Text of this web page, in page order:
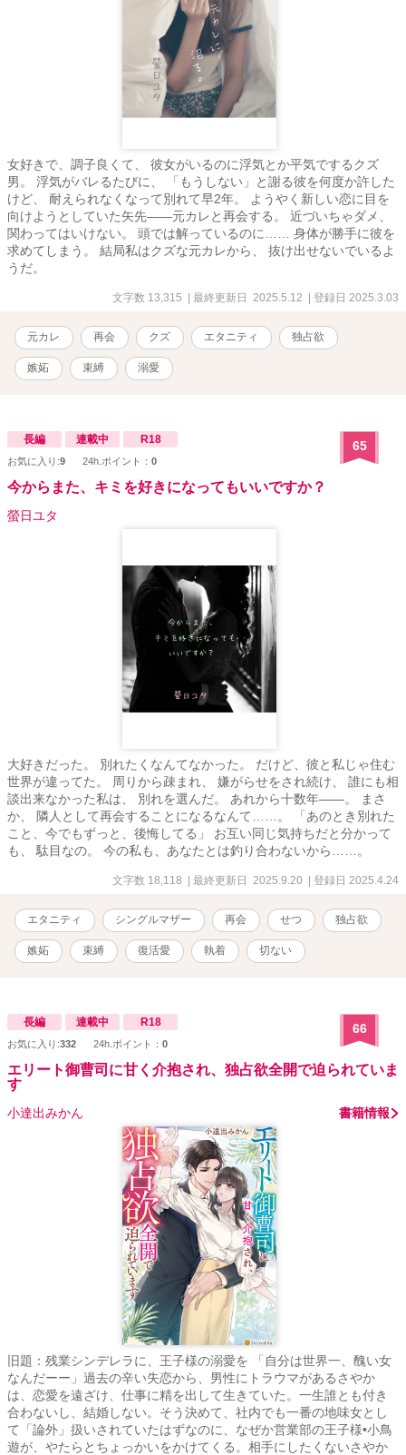
女好きで、調子良くて、 彼女がいるのに浮気とか平気でするクズ
男。 浮気がバレるたびに、 「もうしない」と謝る彼を何度か許した
けど、 耐えられなくなって別れて早2年。 ようやく新しい恋に目を
向けようとしていた矢先――元カレと再会する。 近づいちゃダメ、
関わってはいけない。 頭では解っているのに…… 身体が勝手に彼を
求めてしまう。 結局私はクズな元カレから、 抜け出せないでいるよ
うだ。
文字数 13,315 | 最終更新日 2025.5.12 | 登録日 2025.3.03
元カレ 再会 クズ エタニティ 独占欲
嫉妬 束縛 溺愛
長編 連載中 R18
お気に入り:9 24h.ポイント： 0
65
今からまた、キミを好きになってもいいですか？
螢日ユタ
大好きだった。 別れたくなんてなかった。 だけど、彼と私じゃ住む
世界が違ってた。 周りから疎まれ、 嫌がらせをされ続け、 誰にも相
談出来なかった私は、 別れを選んだ。 あれから十数年――。 まさ
か、 隣人として再会することになるなんて……。 「あのとき別れた
こと、今でもずっと、後悔してる」 お互い同じ気持ちだと分かって
も、 駄目なの。 今の私も、あなたとは釣り合わないから……。
文字数 18,118 | 最終更新日 2025.9.20 | 登録日 2025.4.24
エタニティ シングルマザー 再会 せつ 独占欲
嫉妬 束縛 復活愛 執着 切ない
長編 連載中 R18
お気に入り:332 24h.ポイント： 0
66
エリート御曹司に甘く介抱され、独占欲全開で迫られていま
す
小達出みかん 書籍情報
旧題：残業シンデレラに、王子様の溺愛を 「自分は世界一、醜い女
なんだーー」過去の辛い失恋から、男性にトラウマがあるさやか
は、恋愛を遠ざけ、仕事に精を出して生きていた。一生誰とも付き
合わないし、結婚しない。そう決めて、社内でも一番の地味女とし
て「論外」扱いされていたはずなのに、なぜか営業部の王子様•小鳥
遊が、やたらとちょっかいをかけてくる。相手にしたくないさやか